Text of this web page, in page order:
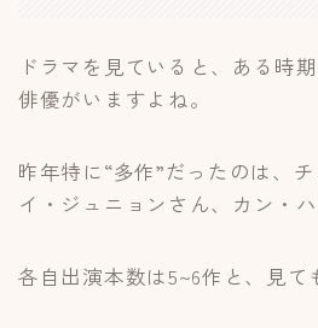
ドラマを見ていると、ある時
俳優がいますよね。
昨年特に“多作”だったのは、チ
イ・ジュニョンさん、カン・ハ
各自出演本数は5~6作と、見て